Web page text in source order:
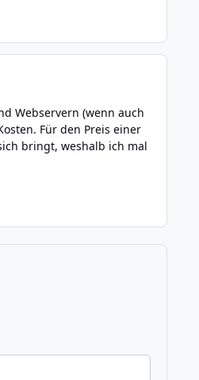
Webservern (wenn auch
Für den Preis einer
bringt, weshalb ich mal